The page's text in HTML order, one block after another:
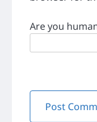
Are you